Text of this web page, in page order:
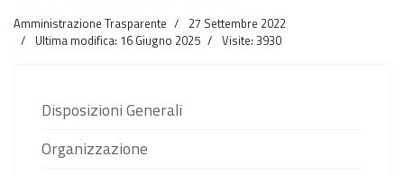
Amministrazione Trasparente
27 Settembre 2022
Ultima modifica: 16 Giugno 2025
Visite: 3930
Disposizioni Generali
Organizzazione